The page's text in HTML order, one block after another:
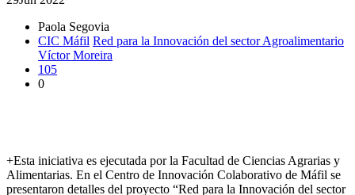
Paola Segovia
CIC Máfil Red para la Innovación del sector Agroalimentario
Víctor Moreira
105
0
+Esta iniciativa es ejecutada por la Facultad de Ciencias Agrarias y
Alimentarias. En el Centro de Innovación Colaborativo de Máfil se
presentaron detalles del proyecto “Red para la Innovación del sector